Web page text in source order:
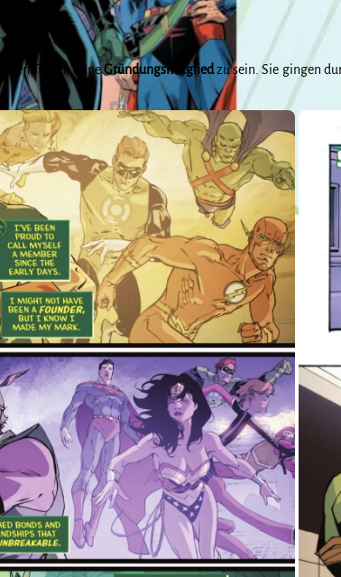
Tagen, ohneGründungsmitgliedzu sein. Sie gingen